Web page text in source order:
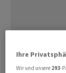
Die Aktie von
Ihre
Wir und unsere 293-